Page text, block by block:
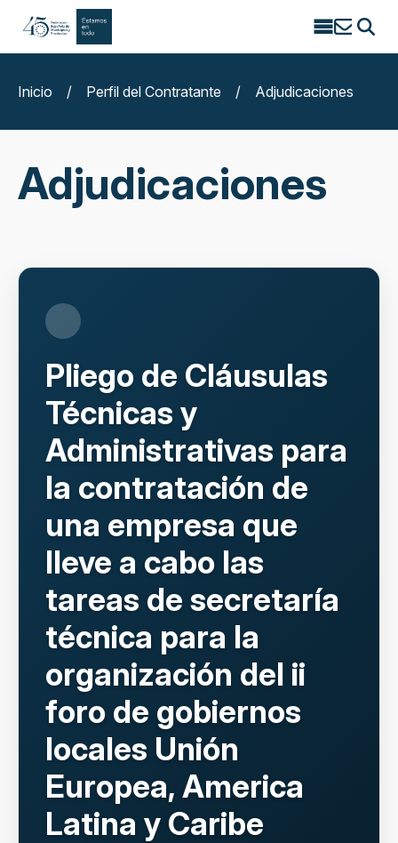
Search
Inicio
/ Perfil del Contratante / Adjudicaciones
Adjudicaciones
Pliego de Cláusulas
Técnicas y
Administrativas para
la contratación de
una empresa que
lleve a cabo las
tareas de secretaría
técnica para la
organización del ii
foro de gobiernos
locales Unión
Europea, America
Latina y Caribe